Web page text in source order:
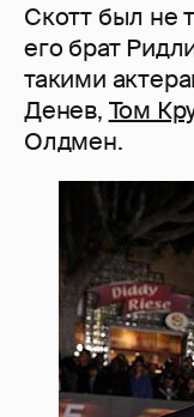
Скотт был не
его брат
такими
Денев, Том
Олдмен.